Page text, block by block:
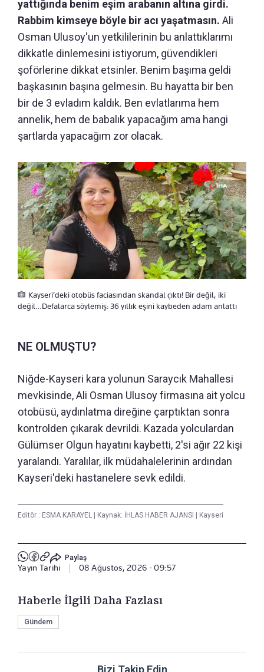
yattığında benim eşim arabanın altına girdi.
Rabbim kimseye böyle bir acı yaşatmasın. Ali
Osman Ulusoy'un yetkililerinin bu anlattıklarımı
dikkatle dinlemesini istiyorum, güvendikleri
şoförlerine dikkat etsinler. Benim başıma geldi
başkasının başına gelmesin. Bu hayatta bir ben
bir de 3 evladım kaldık. Ben evlatlarıma hem
annelik, hem de babalık yapacağım ama hangi
şartlarda yapacağım zor olacak.
Kayseri’deki otobüs faciasından skandal çıktı! Bir değil, iki
değil…Defalarca söylemiş: 36 yıllık eşini kaybeden adam anlattı
NE OLMUŞTU?
Niğde-Kayseri kara yolunun Saraycık Mahallesi
mevkisinde, Ali Osman Ulusoy firmasına ait yolcu
otobüsü, aydınlatma direğine çarptıktan sonra
kontrolden çıkarak devrildi. Kazada yolculardan
Gülümser Olgun hayatını kaybetti, 2'si ağır 22 kişi
yaralandı. Yaralılar, ilk müdahalelerinin ardından
Kayseri'deki hastanelere sevk edildi.
Editör : ESMA KARAYEL Kaynak: İHLAS HABER AJANSI Kayseri
Paylaş
Yayın Tarihi 08 Ağustos, 2026 - 09:57
Haberle İlgili Daha Fazlası
Gündem